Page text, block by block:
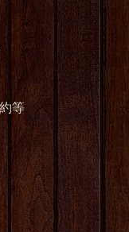
等